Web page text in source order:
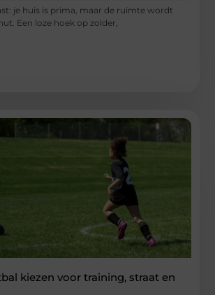
je huis is prima, maar de ruimte wordt
Een loze hoek op zolder,
kiezen voor training, straat en